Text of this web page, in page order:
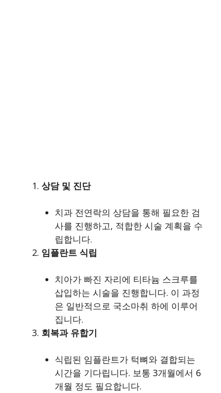
상담 및 진단
치과 전연락의 상담을 통해 필요한 검
사를 진행하고, 적합한 시술 계획을 수
립합니다.
임플란트 식립
치아가 빠진 자리에 티타늄 스크루를
삽입하는 시술을 진행합니다. 이 과정
은 일반적으로 국소마취 하에 이루어
집니다.
회복과 유합기
식립된 임플란트가 턱뼈와 결합되는
시간을 기다립니다. 보통 3개월에서 6
개월 정도 필요합니다.